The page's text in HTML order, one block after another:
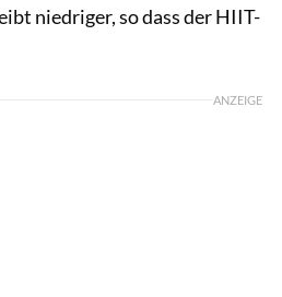
niedriger, so dass der HIIT-
ANZEIGE